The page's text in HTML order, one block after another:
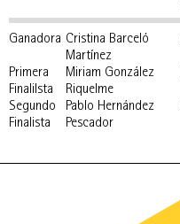
Ganadora Cristina Barceló
Martínez
Primera
Finalilsta
Miriam González
Riquelme
Segundo
Finalista
Pablo Hernández
Pescador